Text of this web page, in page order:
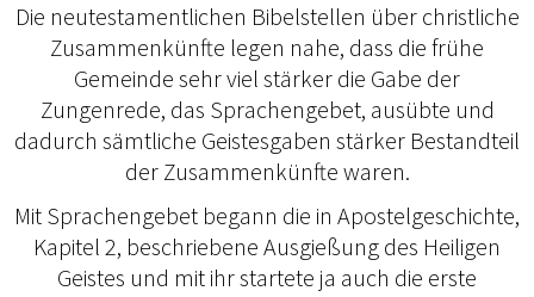
Die neutestamentlichen Bibelstellen über christliche
Zusammenkünfte legen nahe, dass die frühe
Gemeinde sehr viel stärker die Gabe der
Zungenrede, das Sprachengebet, ausübte und
dadurch sämtliche Geistesgaben stärker Bestandteil
der Zusammenkünfte waren.
Mit Sprachengebet begann die in Apostelgeschichte,
Kapitel 2, beschriebene Ausgießung des Heiligen
Geistes und mit ihr startete ja auch die erste